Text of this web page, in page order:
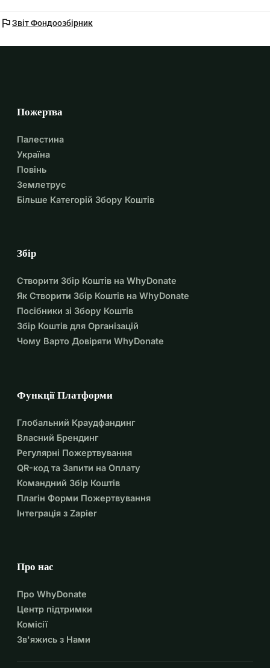
flagЗвіт Фондоозбірник
Пожертва
Палестина
Україна
Повінь
Землетрус
Більше Категорій Збору Коштів
Збір
Створити Збір Коштів на WhyDonate
Як Створити Збір Коштів на WhyDonate
Посібники зі Збору Коштів
Збір Коштів для Організацій
Чому Варто Довіряти WhyDonate
Функції Платформи
Глобальний Краудфандинг
Власний Брендинг
Регулярні Пожертвування
QR-код та Запити на Оплату
Командний Збір Коштів
Плагін Форми Пожертвування
Інтеграція з Zapier
Про нас
Про WhyDonate
Центр підтримки
Комісії
Зв'яжись з Нами